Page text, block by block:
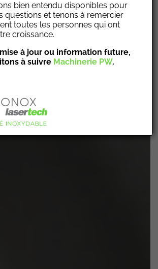
LASERTECH
bien entendu disponibles pour
questions et tenons à remercier
toutes les personnes qui ont
croissance.
à jour ou information future,
à suivre Machinerie PW.